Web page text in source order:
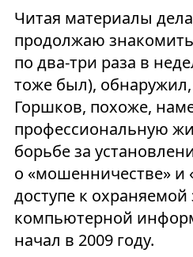
Читая материалы
продолжаю
по два-три раза в
тоже был), обнаружил,
Горшков, похоже,
профессиональную
борьбе за
о «мошенничестве» и
доступе к
компьютерной
начал в 2009 году.